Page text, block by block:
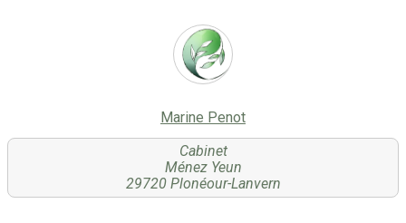
Marine Penot
Cabinet
Ménez Yeun
29720 Plonéour-Lanvern